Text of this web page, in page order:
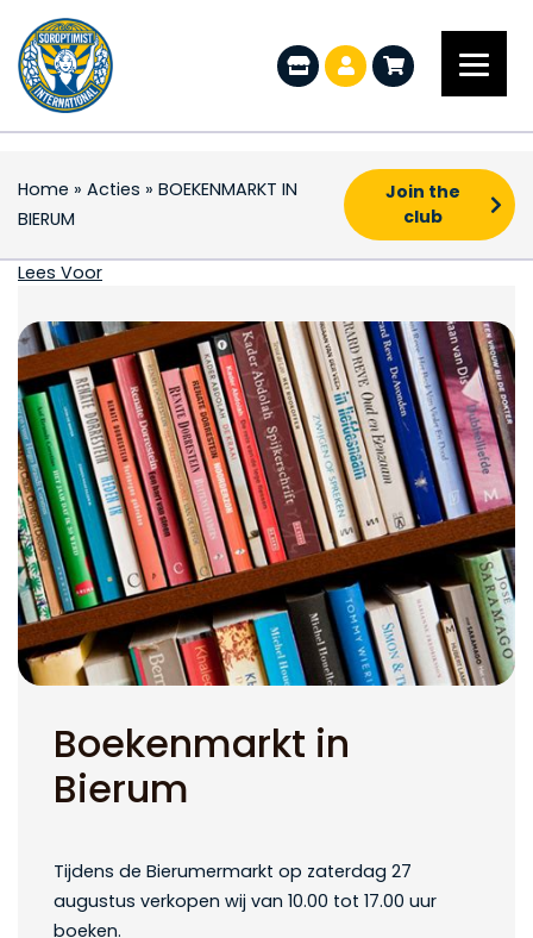
Home » Acties » BOEKENMARKT IN
BIERUM
Join the
club
BOEKENMARKT IN
Lees Voor
Boekenmarkt in
Bierum
Tijdens de Bierumermarkt op zaterdag 27
augustus verkopen wij van 10.00 tot 17.00 uur
boeken.